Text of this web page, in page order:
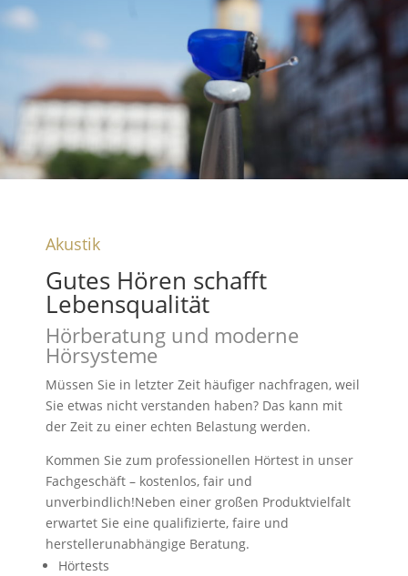
Akustik
Gutes Hören schafft
Lebensqualität
Hörberatung und moderne
Hörsysteme
Müssen Sie in letzter Zeit häufiger nachfragen, weil
Sie etwas nicht verstanden haben? Das kann mit
der Zeit zu einer echten Belastung werden.
Kommen Sie zum professionellen Hörtest in unser
Fachgeschäft – kostenlos, fair und
unverbindlich!Neben einer großen Produktvielfalt
erwartet Sie eine qualifizierte, faire und
herstellerunabhängige Beratung.
Hörtests